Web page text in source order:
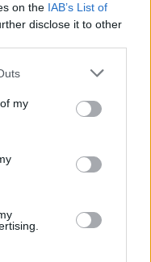
on the IAB’s List of
disclose it to other
one or more Google
You may click to
third-party tags to
in below Google
my